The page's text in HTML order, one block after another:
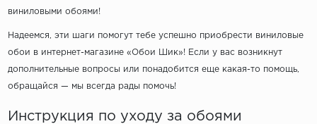
виниловыми обоями!
Надеемся, эти шаги помогут тебе успешно приобрести виниловые
обои в интернет-магазине «Обои Шик»! Если у вас возникнут
дополнительные вопросы или понадобится еще какая-то помощь,
обращайся — мы всегда рады помочь!
Инструкция по уходу за обоями